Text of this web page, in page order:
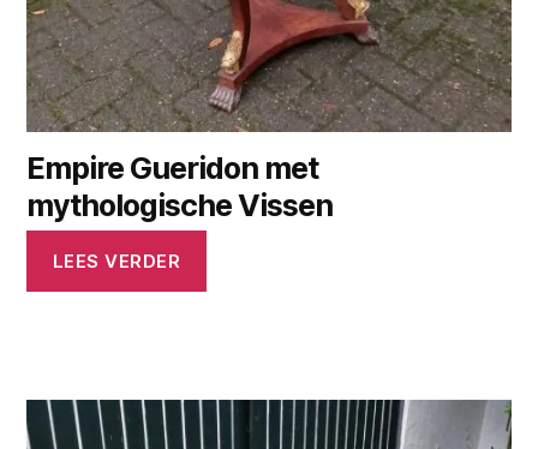
Empire Gueridon met
mythologische Vissen
LEES VERDER